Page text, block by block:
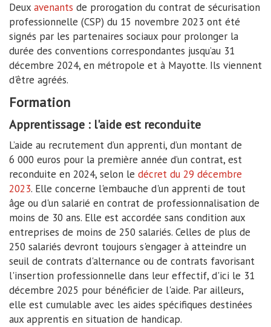
Deux avenants de prorogation du contrat de sécurisation
professionnelle (CSP) du 15 novembre 2023 ont été
signés par les partenaires sociaux pour prolonger la
durée des conventions correspondantes jusqu’au 31
décembre 2024, en métropole et à Mayotte. Ils viennent
d'être agréés.
Formation
Apprentissage : l'aide est reconduite
L’aide au recrutement d’un apprenti, d’un montant de
6 000 euros pour la première année d’un contrat, est
reconduite en 2024, selon le décret du 29 décembre
2023. Elle concerne l'embauche d'un apprenti de tout
âge ou d'un salarié en contrat de professionnalisation de
moins de 30 ans. Elle est accordée sans condition aux
entreprises de moins de 250 salariés. Celles de plus de
250 salariés devront toujours s'engager à atteindre un
seuil de contrats d'alternance ou de contrats favorisant
l'insertion professionnelle dans leur effectif, d'ici le 31
décembre 2025 pour bénéficier de l'aide. Par ailleurs,
elle est cumulable avec les aides spécifiques destinées
aux apprentis en situation de handicap.